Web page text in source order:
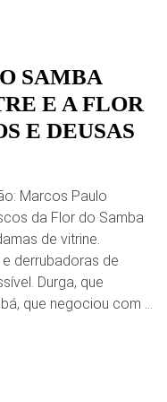
SAMBA
E A FLOR
E DEUSAS
Marcos Paulo
da Flor do Samba
de vitrine.
derrubadoras de
Durga, que
que negociou com …